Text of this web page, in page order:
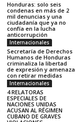
Honduras: solo seis
condenas en más de 2
mil denuncias y una
ciudadanía que ya no
confía en la lucha
anticorrupción
Internacionales
Secretaría de Derechos
Humanos de Honduras
criminaliza la libertad
de expresión y amenaza
con retirar medidas
Internacionales
4 RELATORAS
ESPECIALES DE
NACIONES UNIDAS
ACUSAN AL RÉGIMEN
CUBANO DE GRAVES